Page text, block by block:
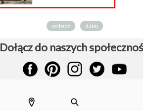
wstecz dalej
Dołącz do naszych